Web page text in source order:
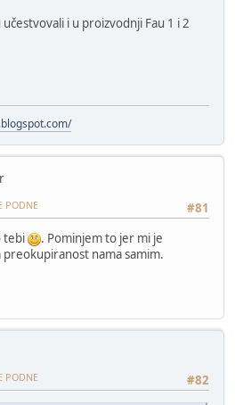
i u proizvodnji Fau 1 i 2
#81
PODNE
tebi
. Pominjem to jer mi je
nama samim.
#82
PODNE